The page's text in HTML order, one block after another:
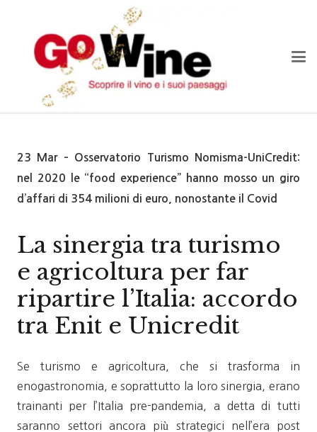
23 Mar – Osservatorio Turismo Nomisma-UniCredit:
nel 2020 le “food experience” hanno mosso un giro
d’affari di 354 milioni di euro, nonostante il Covid
La sinergia tra turismo
e agricoltura per far
ripartire l’Italia: accordo
tra Enit e Unicredit
Se turismo e agricoltura, che si trasforma in
enogastronomia, e soprattutto la loro sinergia, erano
trainanti per l’Italia pre-pandemia, a detta di tutti
saranno settori ancora più strategici nell’era post